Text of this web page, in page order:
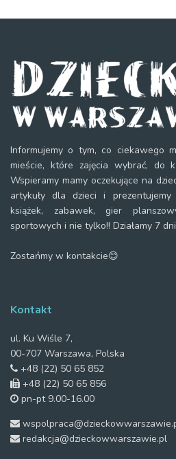
Informujemy o tym, co ciekawego
mieście, które zajęcia wybrać, do
Wspieramy mamy oczekujące na
artykuły dla dzieci i
książek, zabawek, gier
sportowych i nie tylko!! Działamy 7
Zostańmy w kontakcie😊
Kontakt
ul. Ku Wiśle 7,
00-707 Warszawa, Polska
+48 (22) 50 65 852
+48 (22) 50 65 856
pn-pt 9.00-16.00
redakcja@dzieckowwarszawie.pl